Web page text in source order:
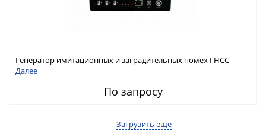
Генератор имитационных и заградительных помех ГНСС
RFТех ГНСП-4400
Далее
По запросу
Загрузить еще